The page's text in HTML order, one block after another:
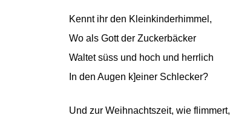
Kennt ihr den Kleinkinderhimmel,
Wo als Gott der Zuckerbäcker
Waltet süss und hoch und herrlich
In den Augen k]einer Schlecker?
Und zur Weihnachtszeit, wie flimmert,